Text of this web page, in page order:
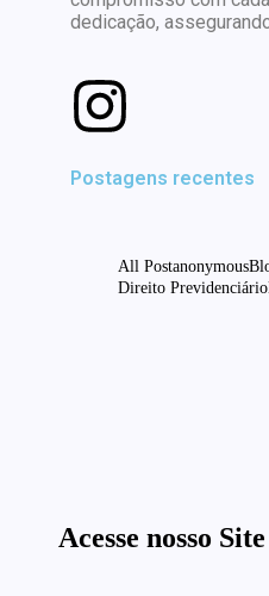
dedicação,
Postagens recentes
All Postanonymous
Direito Previdenciário
Acesse nosso Site